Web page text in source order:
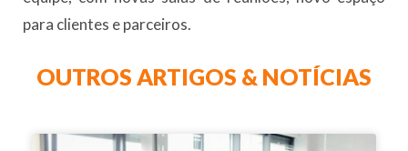
para clientes e parceiros.
OUTROS ARTIGOS & NOTÍCIAS